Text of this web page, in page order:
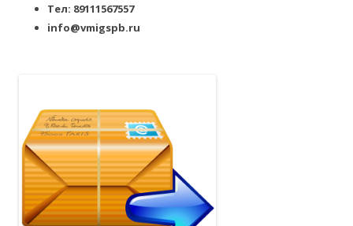
Тел: 89111567557
info@vmigspb.ru